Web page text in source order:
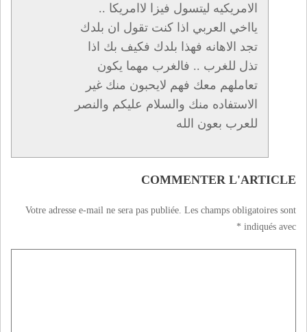
الامريكيه ليتسول فيزا لاامريكا ..
يااخي العربي اذا كنت تقول ان بلدك
تجد الاهانه فهذا بلدك فكيف بك اذا
تذل للغرب .. فالغرب مهما يكون
تعاملهم معك فهم لايحبون منك غير
الاستفاده منك والسلام عليكم والنصر
للعرب بعون الله
COMMENTER L'ARTICLE
Votre adresse e-mail ne sera pas publiée. Les champs obligatoires sont
indiqués avec
*